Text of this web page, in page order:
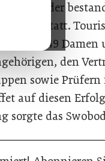
der
statt.
49
den
sowie
auf diesen
sorgte das